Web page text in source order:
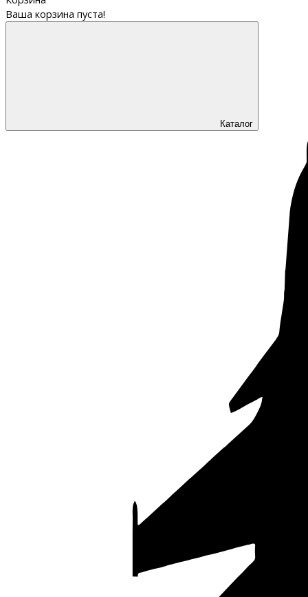
Ваша корзина пуста!
Каталог